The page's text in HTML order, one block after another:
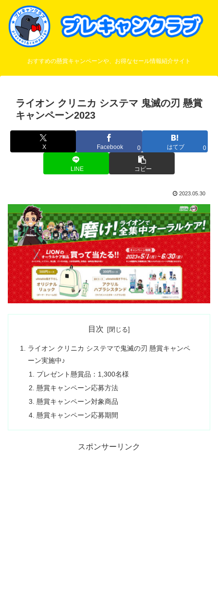
おすすめの懸賞キャンペーンや、お得なセール情報紹介サイト
ライオン クリニカ システマ 鬼滅の刃 懸賞
キャンペーン2023
X Facebook 0 はてブ 0
LINE コピー
2023.05.30
目次
ライオン クリニカ システマで鬼滅の刃 懸賞キャンペ
ーン実施中♪
プレゼント懸賞品：1,300名様
懸賞キャンペーン応募方法
懸賞キャンペーン対象商品
懸賞キャンペーン応募期間
スポンサーリンク